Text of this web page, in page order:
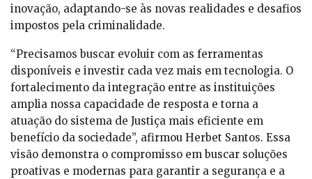
inovação, adaptando-se às novas realidades e desafios
impostos pela criminalidade.
“Precisamos buscar evoluir com as ferramentas
disponíveis e investir cada vez mais em tecnologia. O
fortalecimento da integração entre as instituições
amplia nossa capacidade de resposta e torna a
atuação do sistema de Justiça mais eficiente em
benefício da sociedade”, afirmou Herbet Santos. Essa
visão demonstra o compromisso em buscar soluções
proativas e modernas para garantir a segurança e a